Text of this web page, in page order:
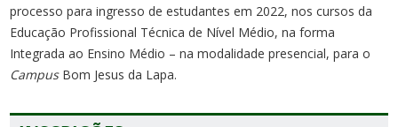
processo para ingresso de estudantes em 2022, nos cursos da
Educação Profissional Técnica de Nível Médio, na forma
Integrada ao Ensino Médio – na modalidade presencial, para o
CampusBom Jesus da Lapa.